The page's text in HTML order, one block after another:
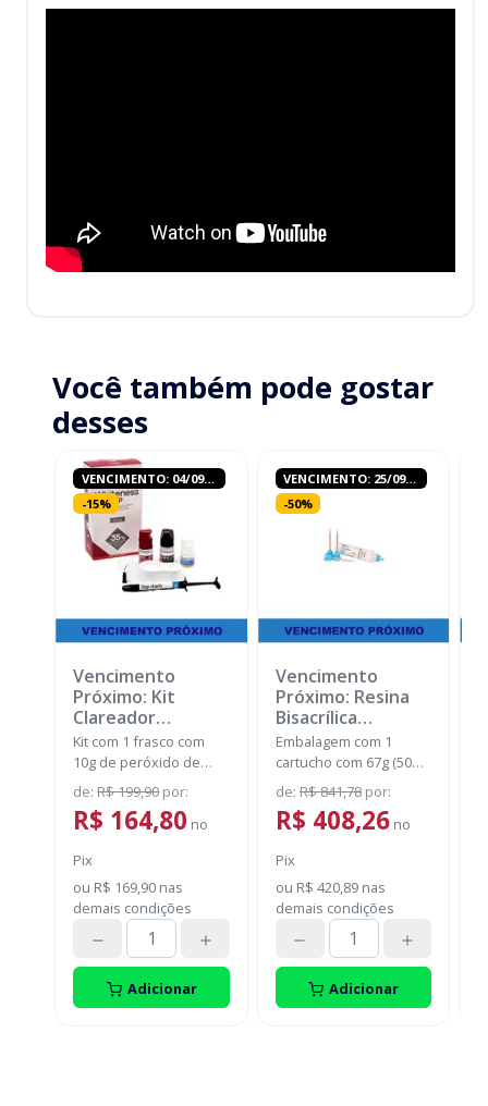
Você também pode gostar
desses
VENCIMENTO: 04/09/2026
-15%
Vencimento
Próximo: Kit
Clareador
Whiteness HP
35% com Top Dam
FGM
Kit com 1 frasco com
10g de peróxido de
hidrogênio
concentrado + 1 frasco
com 5g de espessante
solução Neutralize
(neutralizante de
peróxidos) + 1 espátula
e uma placa para
preparo do gel e 1 Top
Dam com 2g.
de:R$ 199,90por:
R$ 164,80 no
Pix
ou R$ 169,90 nas
demais condições
Adicionar
VENCIMENTO: 25/09/2026
-50%
Vencimento
Próximo: Resina
Bisacrílica
Protemp™ 4 -
Bleach (Venc.
SOLVENTUM
Embalagem com 1
cartucho com 67g (50
ml) + 16 pontas
misturadoras.
de: R$ 841,78 por:
R$ 408,26 no
Pix
ou R$ 420,89nas
demais condições
Adicionar